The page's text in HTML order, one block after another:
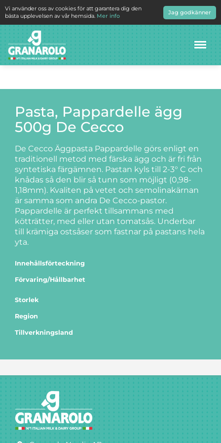
Vi använder oss av cookies för att garantera dig den
bästa upplevelsen av vår hemsida. Mer info
Jag godkänner
Meny
Pasta, Pappardelle ägg
500g De Cecco
De Cecco Äggpasta Pappardelle görs enligt en
traditionell metod med färska ägg och är fri från
syntetiska färgämnen. Pastan kyls till 2-3° C och
knådas så den blir så tunn som möjligt (0,98-
1,18mm). Kvaliten på vetet och semolinakärnan
är samma som andra De Cecco-pastor.
Pappardelle är perfekt tillsammans med
kötträtter, med eller utan tomatsås. Underbar
till krämiga ostsåser som fastnar på pastans hela
yta.
Innehållsförteckning
Förvaring/Hållbarhet
Storlek
Region
Tillverkningsland